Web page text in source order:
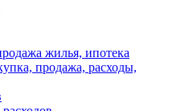
жилья, ипотека
продажа, расходы,